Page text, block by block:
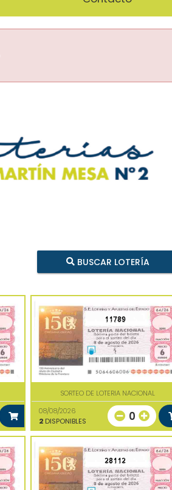
BUSCAR LOTERÍA
11789
SORTEO DE LOTERIA NACIONAL
08/08/2026
2 DISPONIBLES 0
28112